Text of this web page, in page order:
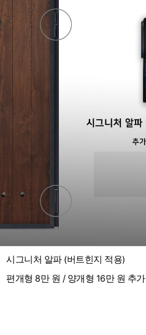
시그니처 알파 (버트힌지 적용)
편개형 8만 원 / 양개형 16만 원 추가